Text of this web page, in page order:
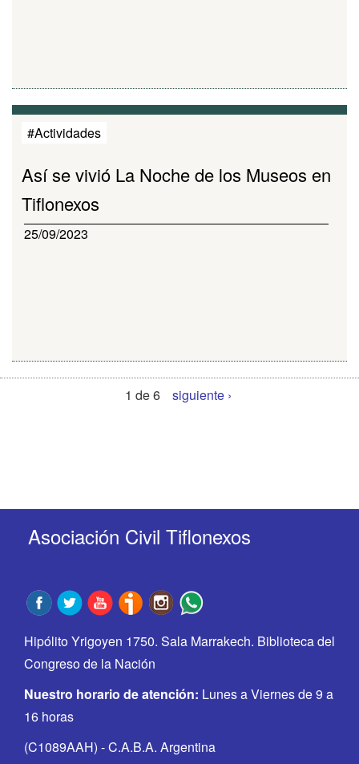
#Actividades
Así se vivió La Noche de los Museos en
Tiflonexos
25/09/2023
1 de 6 siguiente ›
Asociación Civil Tiflonexos
Hipólito Yrigoyen 1750. Sala Marrakech. Biblioteca del
Congreso de la Nación
Nuestro horario de atención: Lunes a Viernes de 9 a
16 horas
(C1089AAH) - C.A.B.A. Argentina